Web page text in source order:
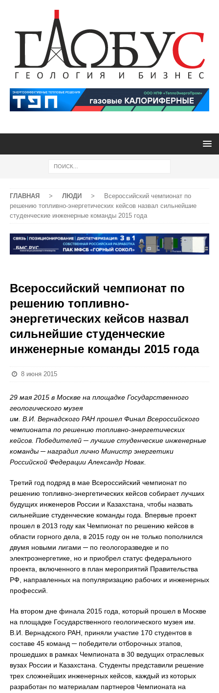
ГЛАВНАЯ > ЛЮДИ >
Всероссийский чемпионат по
решению топливно-энергетических кейсов назвал сильнейшие
студенческие инженерные команды 2015 года
Всероссийский чемпионат по
решению топливно-
энергетических кейсов назвал
сильнейшие студенческие
инженерные команды 2015 года
8 июня 2015
29 мая 2015 в Москве на площадке Государственного
геологического музея
им. В.И. Вернадского РАН прошел Финал Всероссийского
чемпионата по решению топливно-энергетических
кейсов. Победителей ─ лучшие студенческие инженерные
команды ─ наградил лично Министр энергетики
Российской Федерации Александр Новак.
Третий год подряд в мае Всероссийский чемпионат по
решению топливно-энергетических кейсов собирает лучших
будущих инженеров России и Казахстана, чтобы назвать
сильнейшие студенческие команды года. Впервые проект
прошел в 2013 году как Чемпионат по решению кейсов в
области горного дела, в 2015 году он не только пополнился
двумя новыми лигами ─ по геологоразведке и по
электроэнергетике, но и приобрел статус федерального
проекта, включенного в план мероприятий Правительства
РФ, направленных на популяризацию рабочих и инженерных
профессий.
На втором дне финала 2015 года, который прошел в Москве
на площадке Государственного геологического музея им.
В.И. Вернадского РАН, приняли участие 170 студентов в
составе 45 команд ─ победители отборочных этапов,
прошедших в рамках Чемпионата в 30 ведущих отраслевых
вузах России и Казахстана. Студенты представили решение
трех сложнейших инженерных кейсов, каждый из которых
разработан по материалам партнеров Чемпионата на